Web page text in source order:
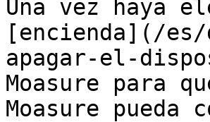
Una vez haya
[encienda](/
apagar-el-
Moasure para
Moasure